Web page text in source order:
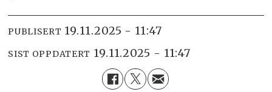
PUBLISERT 19.11.2025 - 11:47
SIST OPPDATERT 19.11.2025 - 11:47